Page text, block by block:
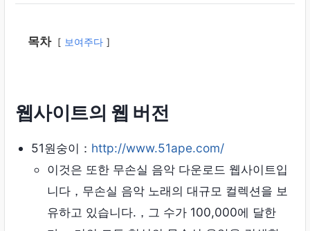
목차 보여주다
웹사이트의 웹 버전
51원숭이： http://www.51ape.com/
이것은 또한 무손실 음악 다운로드 웹사이트입
니다，무손실 음악 노래의 대규모 컬렉션을 보
유하고 있습니다.，그 수가 100,000에 달한